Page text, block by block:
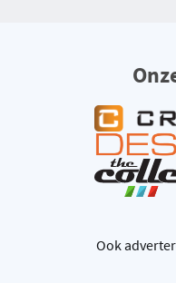
Ook